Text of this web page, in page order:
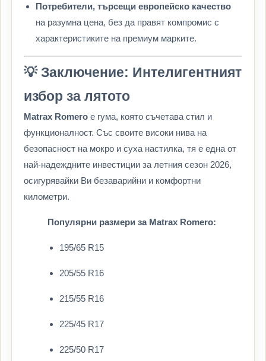
Потребители, търсещи европейско качество
на разумна цена, без да правят компромис с
характеристиките на премиум марките.
💡 Заключение: Интелигентният
избор за лятото
Matrax Romero е гума, която съчетава стил и
функционалност. Със своите високи нива на
безопасност на мокро и суха настилка, тя е една от
най-надеждните инвестиции за летния сезон 2026,
осигурявайки Ви безаварийни и комфортни
километри.
Популярни размери за Matrax Romero:
195/65 R15
205/55 R16
215/55 R16
225/45 R17
225/50 R17